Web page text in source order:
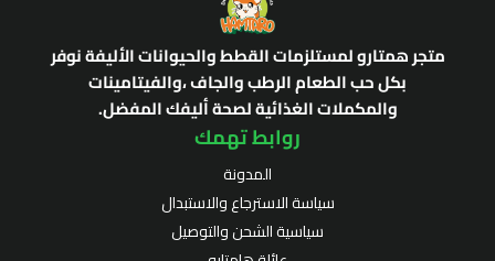
متجر همتارو لمستلزمات القطط والحيوانات الأليفة نوفر
بكل حب الطعام الرطب والجاف ،والفيتامينات
والمكملات الغذائية لصحة أليفك المفضل.
روابط تهمك
المدونة
سياسة الاسترجاع والاستبدال
سياسية الشحن والتوصيل